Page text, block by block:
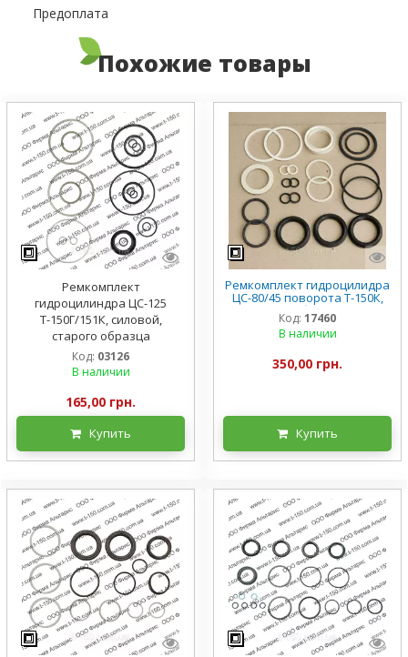
Предоплата
Похожие товары
Ремкомплект
гидроцилиндра ЦС-125
Т-150Г/151К, силовой,
старого образца
Код: 03126
В наличии
165,00 грн.
Купить
Ремкомплект гидроцилидра
ЦС-80/45 поворота Т-150К,
старого образца, РТК
Код: 17460
В наличии
350,00 грн.
Купить